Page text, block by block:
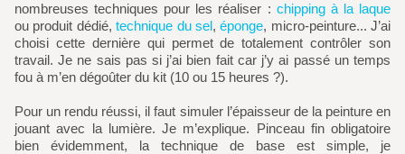
nombreuses techniques pour les réaliser : chipping à la laque
ou produit dédié,technique du sel,éponge, micro-peinture... J’ai
choisi cette dernière qui permet de totalement contrôler son
travail. Je ne sais pas si j’ai bien fait car j’y ai passé un temps
fou à m’en dégoûter du kit (10 ou 15 heures ?).
Pour un rendu réussi, il faut simuler l’épaisseur de la peinture en
jouant avec la lumière. Je m’explique. Pinceau fin obligatoire
bien évidemment, la technique de base est simple, je